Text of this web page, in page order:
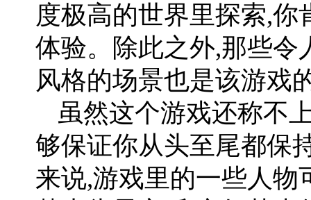
度极高的世界里探索,
体验。除此之外,那些令
风格的场景也是该游戏
虽然这个游戏还称不
够保证你从头至尾都保
来说,游戏里的一些人物